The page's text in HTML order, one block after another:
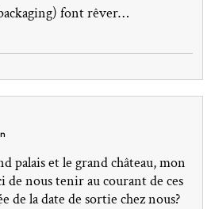
font rêver…
palais et le grand château, mon
de nous tenir au courant de ces
de la date de sortie chez nous?